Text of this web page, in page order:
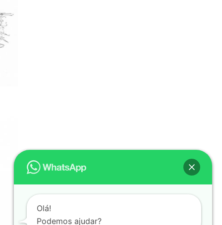
Olá!
Podemos ajudar?